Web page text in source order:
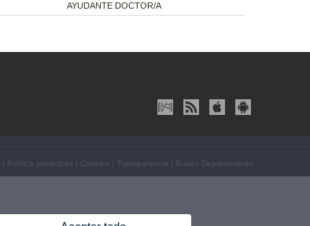
AYUDANTE DOCTOR/A
Política privacidad Cookies Transparencia Buzón Departamento